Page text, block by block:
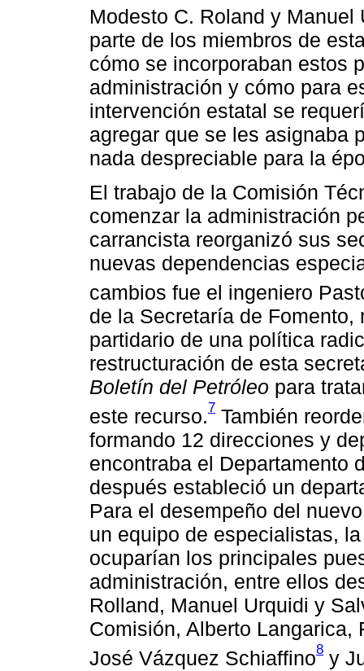
Modesto C. Roland y Manuel
parte de los miembros de
cómo se incorporaban estos
administración y cómo para
intervención estatal se
agregar que se les asignaba
nada despreciable para la
El trabajo de la Comisión
comenzar la administración
carrancista reorganizó sus
nuevas dependencias
cambios fue el ingeniero
de la Secretaría de
partidario de una política
restructuración de esta
Boletín del Petróleo para
este recurso.7 También
formando 12 direcciones y
encontraba el Departamento
después estableció un
Para el desempeño del
un equipo de especialistas,
ocuparían los principales
administración, entre ellos
Rolland, Manuel Urquidi y
Comisión, Alberto Langarica,
José Vázquez Schiaffino8 y